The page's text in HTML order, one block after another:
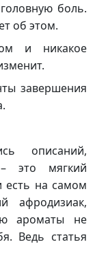
боль.
об этом.
и никакое
завершения
описаний,
это мягкий
есть на самом
афродизиак,
ароматы не
Ведь статья